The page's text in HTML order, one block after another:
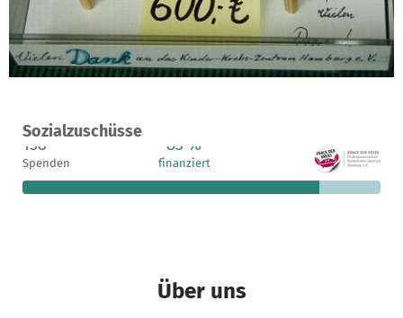
Sozialzuschüsse
Ein Projekt in Hamburg, Deutschland
158
Spenden
83 %
finanziert
4.038 €
fehlen noch
Über uns